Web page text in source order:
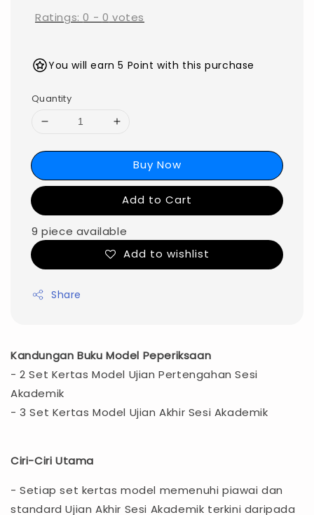
Ratings:0 - 0 votes
You will earn 5 Point with this purchase
Quantity
Buy Now
Add to Cart
9 piece available
Add to wishlist
Share
Kandungan Buku Model Peperiksaan
- 2 Set Kertas Model Ujian Pertengahan Sesi
Akademik
- 3 Set Kertas Model Ujian Akhir Sesi Akademik
Ciri-Ciri Utama
- Setiap set kertas model memenuhi piawai dan
standard Ujian Akhir Sesi Akademik terkini daripada